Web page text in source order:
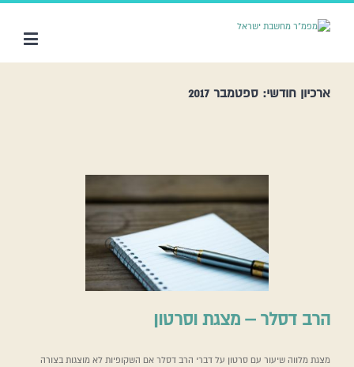
ארכיון חודשי: ספטמבר 2017
הרב דסלר – מצגת וסרטון
מצגת מלווה שיעור עם סרטון על דברי הרב דסלר אם השקופיות לא מוצגות בצורה